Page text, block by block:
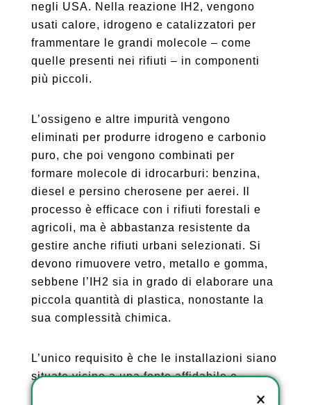
negli USA. Nella reazione IH2, vengono
usati calore, idrogeno e catalizzatori per
frammentare le grandi molecole – come
quelle presenti nei rifiuti – in componenti
più piccoli.
L’ossigeno e altre impurità vengono
eliminati per produrre idrogeno e carbonio
puro, che poi vengono combinati per
formare molecole di idrocarburi: benzina,
diesel e persino cherosene per aerei. Il
processo è efficace con i rifiuti forestali e
agricoli, ma è abbastanza resistente da
gestire anche rifiuti urbani selezionati. Si
devono rimuovere vetro, metallo e gomma,
sebbene l’IH2 sia in grado di elaborare una
piccola quantità di plastica, nonostante la
sua complessità chimica.
L’unico requisito è che le installazioni siano
situate vicino a una fonte affidabile e
consistente di rifiuti, poiché altrimenti i costi